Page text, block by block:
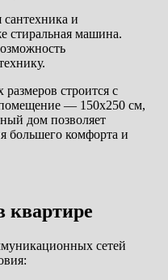
и
стиральная машина.
строится с
— 150х250 см,
дом позволяет
большего комфорта и
квартире
сетей